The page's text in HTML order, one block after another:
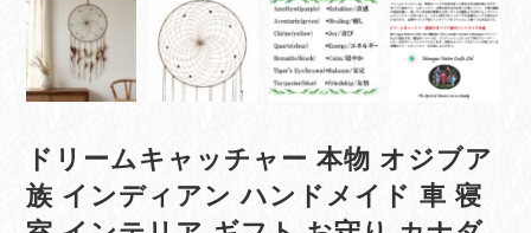
ドリームキャッチャー 本物 オジブア
族 インディアン ハンドメイド 車 寝